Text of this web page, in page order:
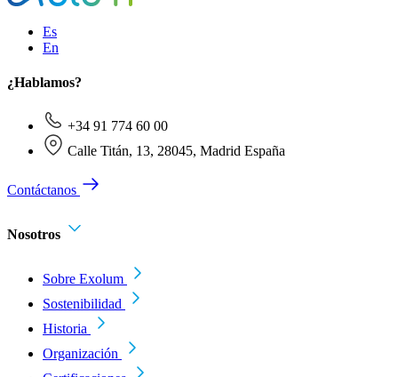
Es
En
¿Hablamos?
+34 91 774 60 00
Calle Titán, 13, 28045, Madrid España
Contáctanos
Nosotros
Sobre Exolum
Sostenibilidad
Historia
Organización